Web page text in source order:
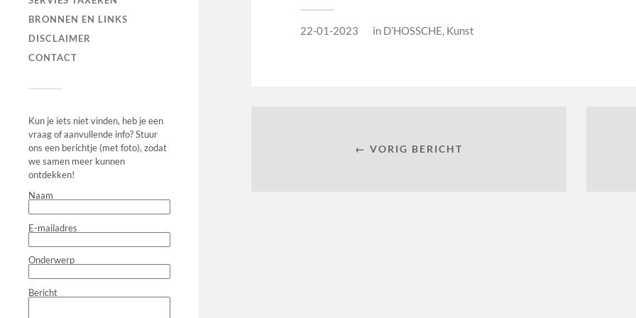
BRONNEN EN LINKS
DISCLAIMER
CONTACT
Kun je iets niet vinden, heb je een
vraag of aanvullende info? Stuur
ons een berichtje (met foto), zodat
we samen meer kunnen
ontdekken!
Naam
E-mailadres
Onderwerp
Bericht
22-01-2023 in D’HOSSCHE, Kunst
← VORIG BERICHT